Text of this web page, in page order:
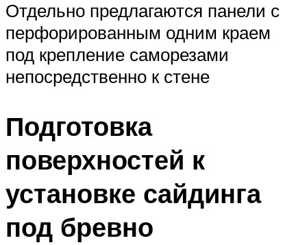
Отдельно предлагаются панели с
перфорированным одним краем
под крепление саморезами
непосредственно к стене
Подготовка
поверхностей к
установке сайдинга
под бревно